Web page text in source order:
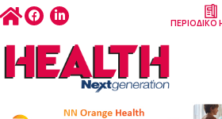
ΠΕΡΙΟΔΙΚΟ